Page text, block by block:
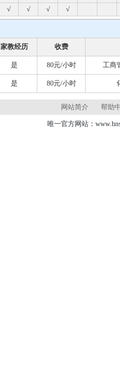
√ √ √ √
家教经历 收费
是 80元/小时 工商
是 80元/小时
网站简介 帮助
唯一官方网站：